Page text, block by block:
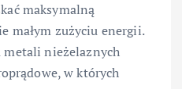
maksymalną
małym zużyciu energii.
metali nieżelaznych
w których